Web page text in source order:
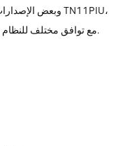
وTN16PIU، وTN18PIU مع توافق مختلف للنظام وميزات مدعومة.